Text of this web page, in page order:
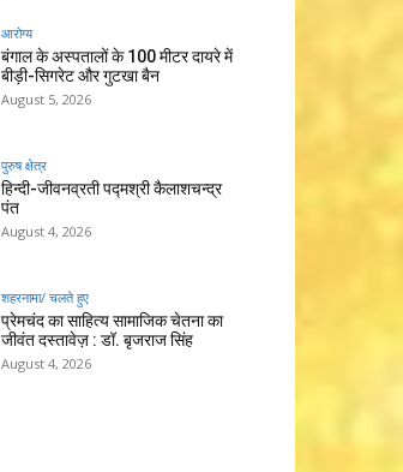
आरोग्य
बंगाल के अस्पतालों के 100 मीटर दायरे में
बीड़ी-सिगरेट और गुटखा बैन
August 5, 2026
पुरुष क्षेत्र
हिन्‍दी-जीवनव्रती पद्मश्री कैलाशचन्‍द्र
पंत
August 4, 2026
शहरनामा/ चलते हुए
प्रेमचंद का साहित्य सामाजिक चेतना का
जीवंत दस्तावेज़ : डॉ. बृजराज सिंह
August 4, 2026